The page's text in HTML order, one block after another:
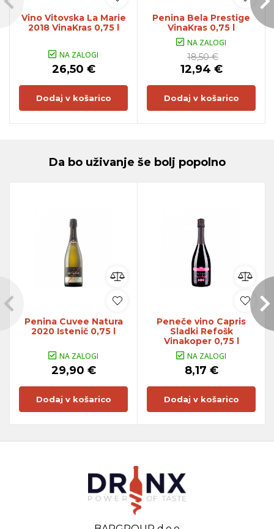
Vino Vitovska La Marie
2018 VinaKras 0,75 l
NA ZALOGI
26,50 €
Dodaj v košarico
Penina Bela Prestige
VinaKras 0,75 l
NA ZALOGI
18,50 €
12,94 €
Dodaj v košarico
Da bo uživanje še bolj popolno
Penina Cuvee Natura
2020 Istenič 0,75 l
NA ZALOGI
29,90 €
Dodaj v košarico
Peneče vino Capris
Sladki Refošk
Vinakoper 0,75 l
NA ZALOGI
8,17 €
Dodaj v košarico